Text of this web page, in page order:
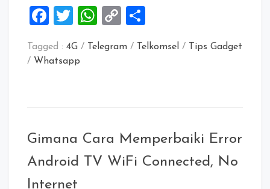
Facebook
TwitterWhatsApp
Copy
Tagged : 4G / Telegram / Telkomsel /
Tips Gadget
/ Whatsapp
Gimana Cara Memperbaiki Error
Android TV WiFi Connected, No
Internet